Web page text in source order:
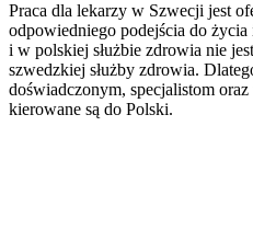
Praca dla lekarzy w Szwecji jest
odpowiedniego podejścia do
i w polskiej służbie zdrowia nie
szwedzkiej służby zdrowia.
doświadczonym, specjalistom
kierowane są do Polski.